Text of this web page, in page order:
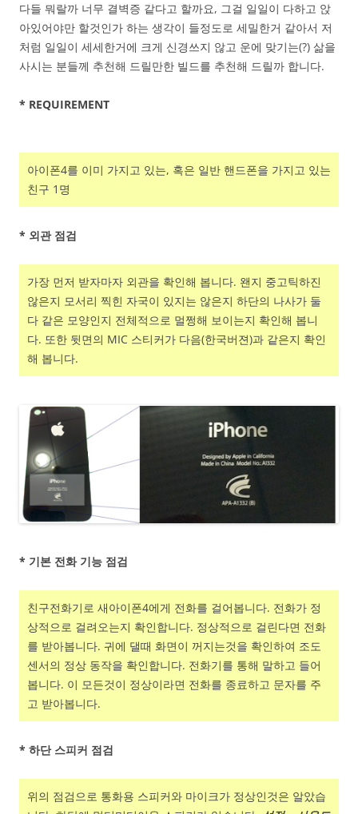
다들 뭐랄까 너무 결벽증 같다고 할까요, 그걸 일일이 다하고 앉
아있어야만 할것인가 하는 생각이 들정도로 세밀한거 같아서 저
처럼 일일이 세세한거에 크게 신경쓰지 않고 운에 맞기는(?) 삶을
사시는 분들께 추천해 드릴만한 빌드를 추천해 드릴까 합니다.
* REQUIREMENT
아이폰4를 이미 가지고 있는, 혹은 일반 핸드폰을 가지고 있는
친구 1명
* 외관 점검
가장 먼저 받자마자 외관을 확인해 봅니다. 왠지 중고틱하진
않은지 모서리 찍힌 자국이 있지는 않은지 하단의 나사가 둘
다 같은 모양인지 전체적으로 멀쩡해 보이는지 확인해 봅니
다. 또한 뒷면의 MIC 스티커가 다음(한국버젼)과 같은지 확인
해 봅니다.
* 기본 전화 기능 점검
친구전화기로 새아이폰4에게 전화를 걸어봅니다. 전화가 정
상적으로 걸려오는지 확인합니다. 정상적으로 걸린다면 전화
를 받아봅니다. 귀에 댈때 화면이 꺼지는것을 확인하여 조도
센서의 정상 동작을 확인합니다. 전화기를 통해 말하고 들어
봅니다. 이 모든것이 정상이라면 전화를 종료하고 문자를 주
고 받아봅니다.
* 하단 스피커 점검
위의 점검으로 통화용 스피커와 마이크가 정상인것은 알았습